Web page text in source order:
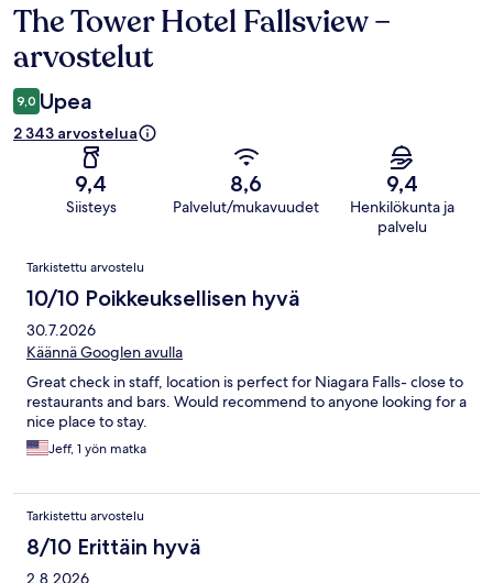
Arvostelut
The Tower Hotel Fallsview –
arvostelut
9,0 Upea
2 343 arvostelua
9,4
Siisteys
8,6
Palvelut/mukavuudet
9,4
Henkilökunta ja
palvelu
Arvostelut
Tarkistettu arvostelu
10/10 Poikkeuksellisen hyvä
30.7.2026
Käännä Googlen avulla
Great check in staff, location is perfect for Niagara Falls- close to
restaurants and bars. Would recommend to anyone looking for a
nice place to stay.
Jeff, 1 yön matka
Tarkistettu arvostelu
8/10 Erittäin hyvä
2.8.2026